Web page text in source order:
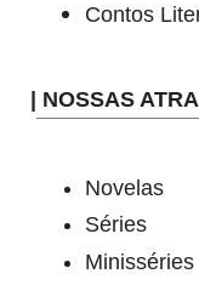
Contos
| NOSSAS
Novelas
Séries
Minisséries